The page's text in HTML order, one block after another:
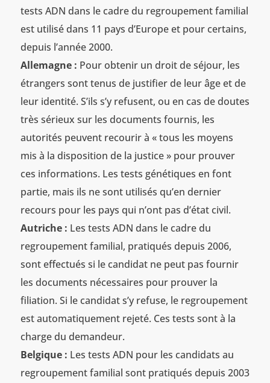
tests ADN dans le cadre du regroupement familial
est utilisé dans 11 pays d’Europe et pour certains,
depuis l’année 2000.
Allemagne : Pour obtenir un droit de séjour, les
étrangers sont tenus de justifier de leur âge et de
leur identité. S’ils s’y refusent, ou en cas de doutes
très sérieux sur les documents fournis, les
autorités peuvent recourir à « tous les moyens
mis à la disposition de la justice » pour prouver
ces informations. Les tests génétiques en font
partie, mais ils ne sont utilisés qu’en dernier
recours pour les pays qui n’ont pas d’état civil.
Autriche : Les tests ADN dans le cadre du
regroupement familial, pratiqués depuis 2006,
sont effectués si le candidat ne peut pas fournir
les documents nécessaires pour prouver la
filiation. Si le candidat s’y refuse, le regroupement
est automatiquement rejeté. Ces tests sont à la
charge du demandeur.
Belgique : Les tests ADN pour les candidats au
regroupement familial sont pratiqués depuis 2003